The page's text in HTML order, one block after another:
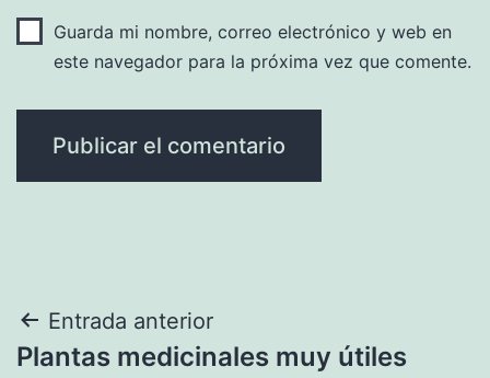
Guarda mi nombre, correo electrónico y web en
este navegador para la próxima vez que comente.
Navegación
Entrada anterior
Plantas medicinales muy útiles